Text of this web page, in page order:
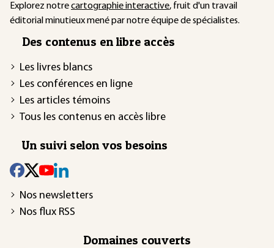
Explorez notrecartographie interactive, fruit d'un travail
éditorial minutieux mené par notre équipe de spécialistes.
Des contenus en libre accès
Les livres blancs
Les conférences en ligne
Les articles témoins
Tous les contenus en accès libre
Un suivi selon vos besoins
Nos newsletters
Nos flux RSS
Domaines couverts